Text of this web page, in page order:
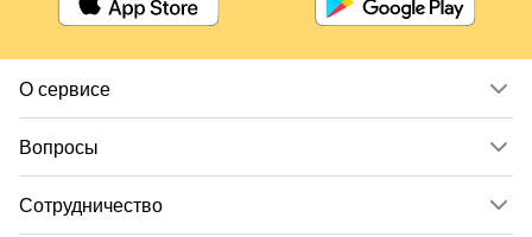
О сервисе
Вопросы
Сотрудничество